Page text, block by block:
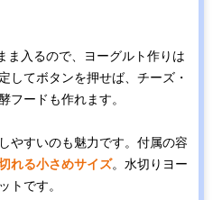
ま入るので、ヨーグルト作りは
してボタンを押せば、チーズ・
フードも作れます。
やすいのも魅力です。付属の容
れる小さめサイズ。水切りヨー
トです。